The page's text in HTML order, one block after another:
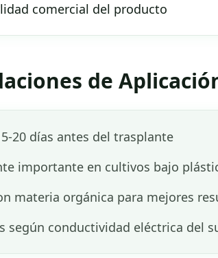
comercial del producto
de
20 días antes del trasplante
importante en cultivos bajo
materia orgánica para mejores
según conductividad eléctrica del